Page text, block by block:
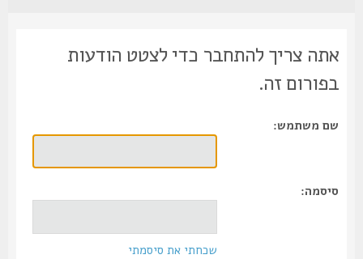
אתה צריך להתחבר כדי לצטט הודעות
בפורום זה.
שם משתמש:
סיסמה:
שכחתי את סיסמתי